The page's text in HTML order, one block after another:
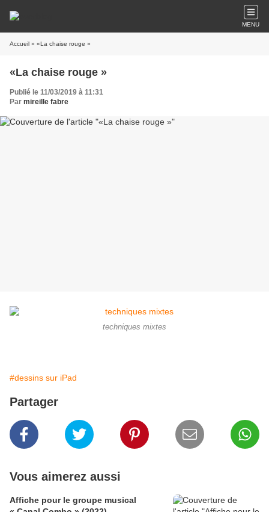
MENU
Accueil » «La chaise rouge »
«La chaise rouge »
Publié le 11/03/2019 à 11:31
Par mireille fabre
techniques mixtes
#dessins sur iPad
Partager
Vous aimerez aussi
Affiche pour le groupe musical